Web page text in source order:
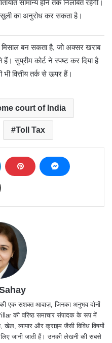
सामान्य होने तक निलंबित रहेगी।
का अनुरोध कर सकता है।
बन सकता है, जो अक्सर खराब
सुप्रीम कोर्ट ने स्पष्ट कर दिया है
वित्तीय तर्क से ऊपर हैं।
court of India
Toll Tax
एक सशक्त आवाज़, जिनका अनुभव दोनों
की वरिष्ठ समाचार संपादक के रूप में
व्यापार और क्राइम जैसी विविध विषयों
जानी जाती हैं। उनकी लेखनी की सबसे